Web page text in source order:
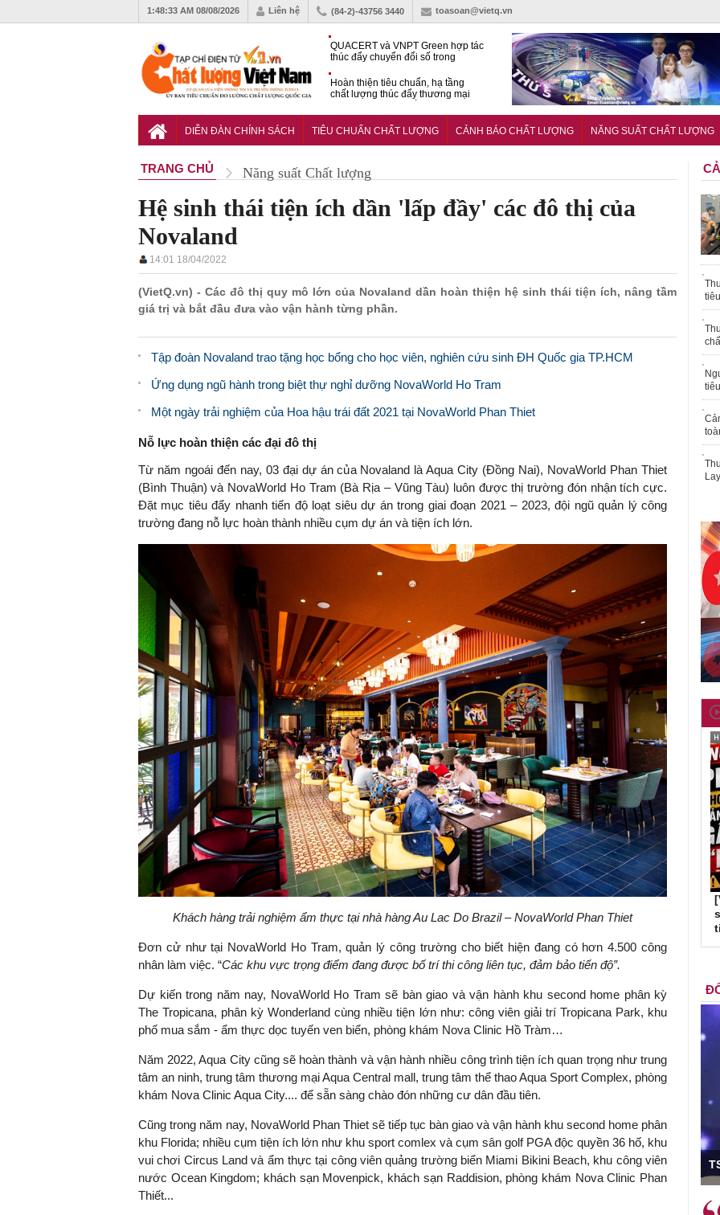
1:48:34 AM 08/08/2026 Liên hệ (84-2)-43756 3440 toasoan@vietq.vn
QUACERT và VNPT Green hợp tác
thúc đẩy chuyển đổi số trong
Hoàn thiện tiêu chuẩn, hạ tầng
chất lượng thúc đẩy thương mại
nghiền di động
DIỄN ĐÀN CHÍNH SÁCH TIÊU CHUẨN CHẤT LƯỢNG CẢNH BÁO CHẤT LƯỢNG NĂNG SUẤT CHẤT LƯỢNG
TRANG CHỦ Năng suất Chất lượng
Hệ sinh thái tiện ích dần 'lấp đầy' các đô thị của
Novaland
14:01 18/04/2022
(VietQ.vn) - Các đô thị quy mô lớn của Novaland dần hoàn thiện hệ sinh thái tiện ích, nâng tầm
giá trị và bắt đầu đưa vào vận hành từng phần.
Tập đoàn Novaland trao tặng học bổng cho học viên, nghiên cứu sinh ĐH Quốc gia TP.HCM
Ứng dụng ngũ hành trong biệt thự nghỉ dưỡng NovaWorld Ho Tram
Một ngày trải nghiệm của ​Hoa hậu trái đất 2021 tại NovaWorld Phan Thiet
Nỗ lực hoàn thiện các đại đô thị
Từ năm ngoái đến nay, 03 đại dự án của Novaland là Aqua City (Đồng Nai), NovaWorld Phan Thiet
(Bình Thuận) và NovaWorld Ho Tram (Bà Rịa – Vũng Tàu) luôn được thị trường đón nhận tích cực.
Đặt mục tiêu đẩy nhanh tiến độ loạt siêu dự án trong giai đoạn 2021 – 2023, đội ngũ quản lý công
trường đang nỗ lực hoàn thành nhiều cụm dự án và tiện ích lớn.
Khách hàng trải nghiệm ẩm thực tại nhà hàng Au Lac Do Brazil – NovaWorld Phan Thiet
Đơn cử như tại NovaWorld Ho Tram, quản lý công trường cho biết hiện đang có hơn 4.500 công
nhân làm việc. “Các khu vực trọng điểm đang được bố trí thi công liên tục, đảm bảo tiến độ”.
Dự kiến trong năm nay, NovaWorld Ho Tram sẽ bàn giao và vận hành khu second home phân kỳ
The Tropicana, phân kỳ Wonderland cùng nhiều tiện lớn như: công viên giải trí Tropicana Park, khu
phố mua sắm - ẩm thực dọc tuyến ven biển, phòng khám Nova Clinic Hồ Tràm…
Năm 2022, Aqua City cũng sẽ hoàn thành và vận hành nhiều công trình tiện ích quan trọng như trung
tâm an ninh, trung tâm thương mại Aqua Central mall, trung tâm thể thao Aqua Sport Complex, phòng
khám Nova Clinic Aqua City.... để sẵn sàng chào đón những cư dân đầu tiên.
Cũng trong năm nay, NovaWorld Phan Thiet sẽ tiếp tục bàn giao và vận hành khu second home phân
khu Florida; nhiều cụm tiện ích lớn như khu sport comlex và cụm sân golf PGA độc quyền 36 hố, khu
vui chơi Circus Land và ẩm thực tại công viên quảng trường biển Miami Bikini Beach, khu công viên
nước Ocean Kingdom; khách sạn Movenpick, khách sạn Raddision, phòng khám Nova Clinic Phan
Thiết...
TS. Nguyễn Đức Độ - Phó Viện trưởng
Viện Kinh tế Tài chính